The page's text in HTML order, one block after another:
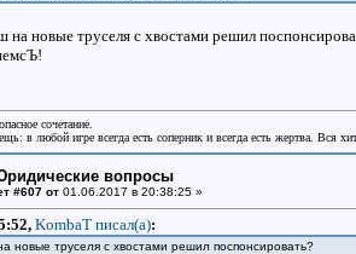
на новые труселя с хвостами решил
сочетание.
в любой игре всегда есть соперник и всегда есть жертва. Вся
вопросы
#607 от 01.06.2017 в 20:38:25 »
KombaT писал(a):
новые труселя с хвостами решил поспонсировать?